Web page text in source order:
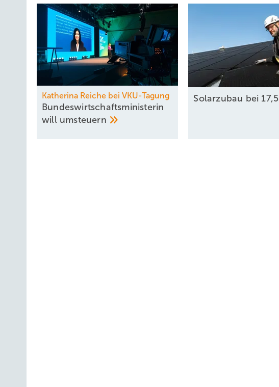
Katherina Reiche bei VKU-Tagung
Bundeswirtschaftsministerin
will umsteuern
Solarzubau bei 17,5